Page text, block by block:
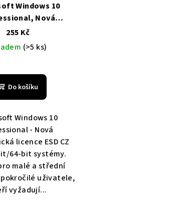
Windows 10
Nová
licence, ESD CZ
Levně, Doprava
zdarma
255 Kč
(>5 ks)
Do košíku
Windows 10
- Nová
licence ESD CZ
64-bit systémy.
malé a střední
uživatele,
vyžadují...